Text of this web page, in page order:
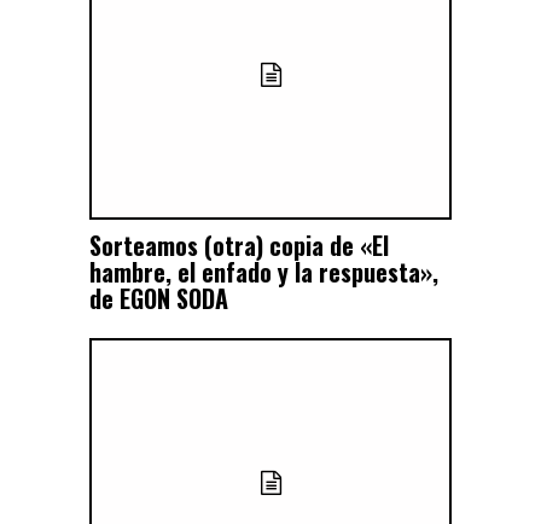
Sorteamos (otra) copia de «El
hambre, el enfado y la respuesta»,
de EGON SODA